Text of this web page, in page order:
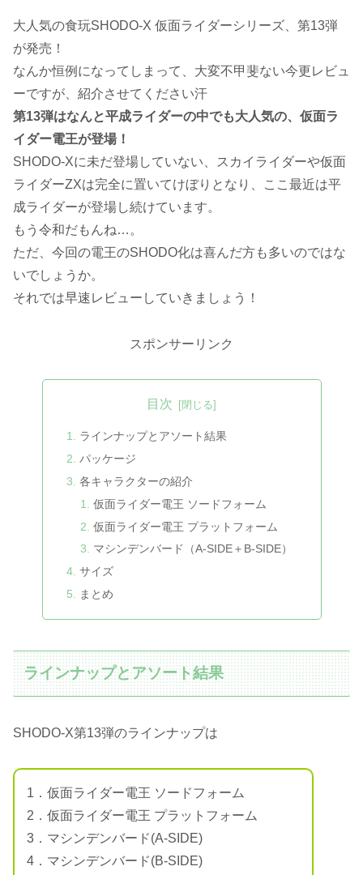
大人気の食玩SHODO-X 仮面ライダーシリーズ、第13弾
が発売！
なんか恒例になってしまって、大変不甲斐ない今更レビュ
ーですが、紹介させてください汗
第13弾はなんと平成ライダーの中でも大人気の、仮面ラ
イダー電王が登場！
SHODO-Xに未だ登場していない、スカイライダーや仮面
ライダーZXは完全に置いてけぼりとなり、ここ最近は平
成ライダーが登場し続けています。
もう令和だもんね…。
ただ、今回の電王のSHODO化は喜んだ方も多いのではな
いでしょうか。
それでは早速レビューしていきましょう！
スポンサーリンク
目次
ラインナップとアソート結果
パッケージ
各キャラクターの紹介
仮面ライダー電王 ソードフォーム
仮面ライダー電王 プラットフォーム
マシンデンバード（A-SIDE＋B-SIDE）
サイズ
まとめ
ラインナップとアソート結果
SHODO-X第13弾のラインナップは
1．仮面ライダー電王 ソードフォーム
2．仮面ライダー電王 プラットフォーム
3．マシンデンバード(A-SIDE)
4．マシンデンバード(B-SIDE)